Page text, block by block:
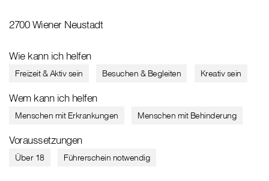
2700 Wiener Neustadt
Wie kann ich helfen
Freizeit & Aktiv sein Besuchen & Begleiten Kreativ sein
Wem kann ich helfen
Menschen mit Erkrankungen Menschen mit Behinderung
Voraussetzungen
Über 18 Führerschein notwendig